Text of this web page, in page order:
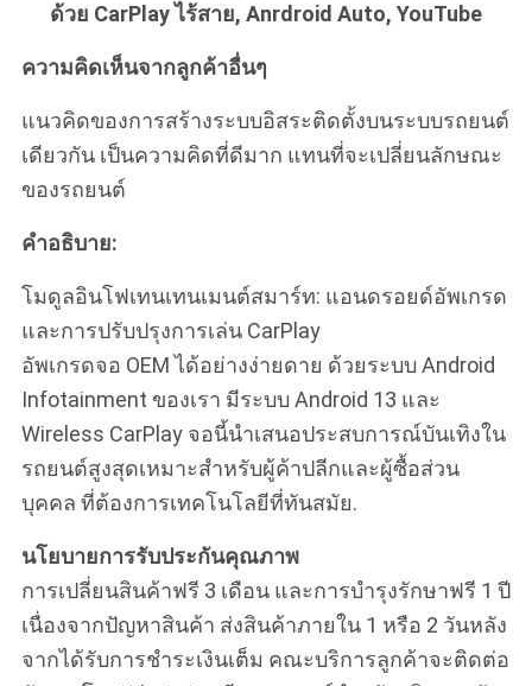
ด้วย CarPlay ไร้สาย, Anrdroid Auto, YouTube
ความคิดเห็นจากลูกค้าอื่นๆ
แนวคิดของการสร้างระบบอิสระติดตั้งบนระบบรถยนต์
เดียวกัน เป็นความคิดที่ดีมาก แทนที่จะเปลี่ยนลักษณะ
ของรถยนต์
คําอธิบาย:
โมดูลอินโฟเทนเทนเมนต์สมาร์ท: แอนดรอยด์อัพเกรด
และการปรับปรุงการเล่น CarPlay
อัพเกรดจอ OEM ได้อย่างง่ายดาย ด้วยระบบ Android
Infotainment ของเรา มีระบบ Android 13 และ
Wireless CarPlay จอนี้นําเสนอประสบการณ์บันเทิงใน
รถยนต์สูงสุดเหมาะสําหรับผู้ค้าปลีกและผู้ซื้อส่วน
บุคคล ที่ต้องการเทคโนโลยีที่ทันสมัย.
นโยบายการรับประกันคุณภาพ
การเปลี่ยนสินค้าฟรี 3 เดือน และการบํารุงรักษาฟรี 1 ปี
เนื่องจากปัญหาสินค้า ส่งสินค้าภายใน 1 หรือ 2 วันหลัง
จากได้รับการชําระเงินเต็ม คณะบริการลูกค้าจะติดต่อ